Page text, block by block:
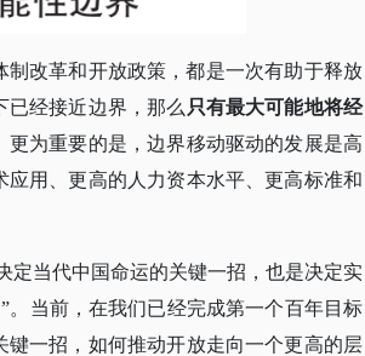
改革和开放政策，都是一次有助于释放
已经接近边界，那么 只有最大可能地将经
更为重要的是，边界移动驱动的发展是高
用、更高的人力资本水平、更高标准和
定当代中国命运的关键一招，也是决定实
。当前，在我们已经完成第一个百年目标
一招，如何推动开放走向一个更高的层